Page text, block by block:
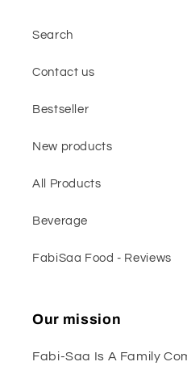
Search
Contact us
Bestseller
New products
All Products
Beverage
FabiSaa Food - Reviews
Our mission
Fabi-Saa Is A Family